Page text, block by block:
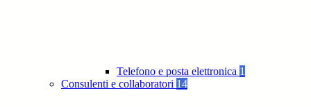
Telefono e posta elettronica 1
Consulenti e collaboratori 14